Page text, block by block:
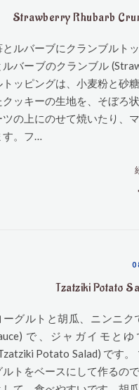
Strawberry Rhubarb
とルバーブにクランブルト
ルバーブのクランブル
トッピングは、小麦粉と砂
クッキーの生地を、そぼろ
ツの上にのせて焼いたり、
す。フ…
Tzatziki Potato
ーグルトと胡瓜、ニンニ
で、ジャガイモと
Potato Salad) です
ルトをベースにして作るの